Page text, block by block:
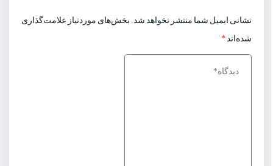
نشانی ایمیل شما منتشر نخواهد شد. بخش‌های موردنیاز علامت‌گذاری
شده‌اند*